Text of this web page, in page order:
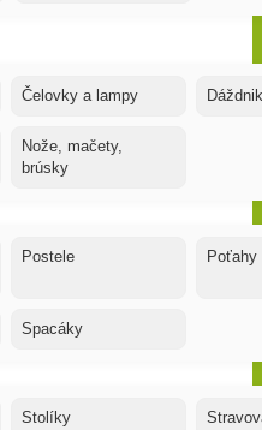
Čelovky a lampy
Nože, mačety,
brúsky
Postele Poťahy
Spacáky
Stolíky